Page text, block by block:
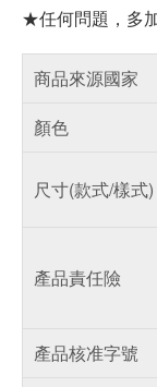
★任何問題，多
商品來源國家
顏色
尺寸(款式/樣式)
產品責任險
產品核准字號